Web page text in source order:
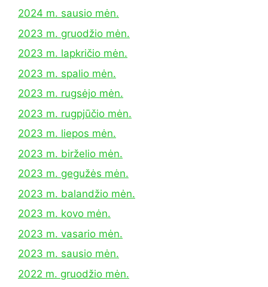
2024 m. sausio mėn.
2023 m. gruodžio mėn.
2023 m. lapkričio mėn.
2023 m. spalio mėn.
2023 m. rugsėjo mėn.
2023 m. rugpjūčio mėn.
2023 m. liepos mėn.
2023 m. birželio mėn.
2023 m. gegužės mėn.
2023 m. balandžio mėn.
2023 m. kovo mėn.
2023 m. vasario mėn.
2023 m. sausio mėn.
2022 m. gruodžio mėn.